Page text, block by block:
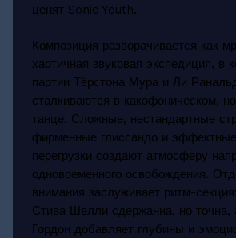
ценят Sonic Youth.
Композиция разворачивается как
хаотичная звуковая экспедиция, в
партии Тёрстона Мура и Ли
сталкиваются в какофоническом,
танце. Сложные, нестандартные
фирменные глиссандо и
перегрузки создают атмосферу
одновременного освобождения.
внимания заслуживает ритм-
Стива Шелли сдержанна, но точна,
Гордон добавляет глубины и